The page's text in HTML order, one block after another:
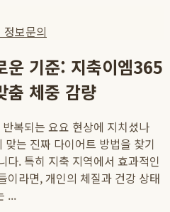
정보문의
운 기준: 지축이엠365
춤 체중 감량
복되는 요요 현상에 지치셨나
는 진짜 다이어트 방법을 찾기
다. 특히 지축 지역에서 효과적인
이라면, 개인의 체질과 건강 상태
...